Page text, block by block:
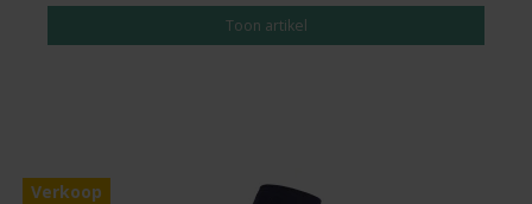
Toon artikel
Verkoop